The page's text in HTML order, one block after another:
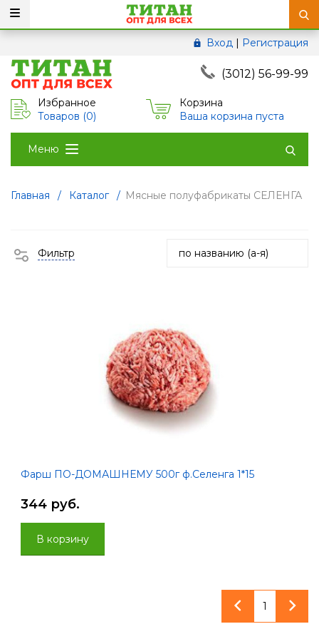
Вход | Регистрация
(3012) 56-99-99
Избранное
Товаров (0)
Корзина
Ваша корзина пуста
Меню
Главная / Каталог / Мясные полуфабрикаты СЕЛЕНГА
Фильтр
Фарш ПО-ДОМАШНЕМУ 500г ф.Селенга 1*15
344 руб.
В корзину
1